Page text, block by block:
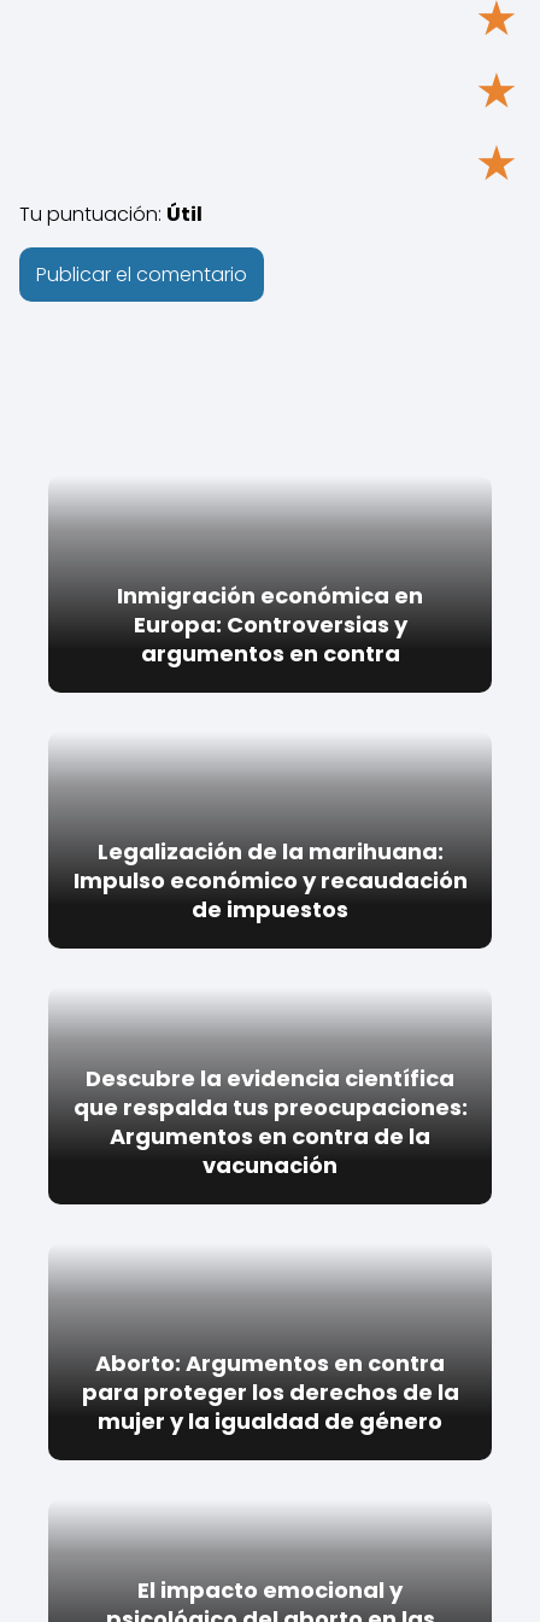
★
★
★
Tu puntuación: Útil
Inmigración económica en
Europa: Controversias y
argumentos en contra
Legalización de la marihuana:
Impulso económico y recaudación
de impuestos
Descubre la evidencia científica
que respalda tus preocupaciones:
Argumentos en contra de la
vacunación
Aborto: Argumentos en contra
para proteger los derechos de la
mujer y la igualdad de género
El impacto emocional y